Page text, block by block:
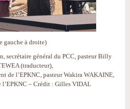
gauche à droite)
secrétaire général du PCC, pasteur Billy
(traducteur),
de l’EPKNC, pasteur Wakira WAKAINE,
l’EPKNC – Crédit : Gilles VIDAL